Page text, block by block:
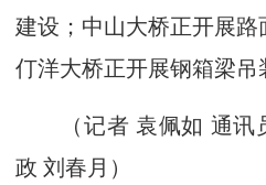
建设；中山大桥正开展
仃洋大桥正开展钢箱梁吊
（记者 袁佩如 通讯
政 刘春月 ）